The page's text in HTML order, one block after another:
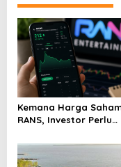
Kemana Harga
RANS, Investor Perlu
Menghindari Spekulasi
Berlebihan